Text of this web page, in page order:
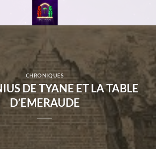
CHRONIQUES
DE TYANE ET LA TABLE
D’EMERAUDE